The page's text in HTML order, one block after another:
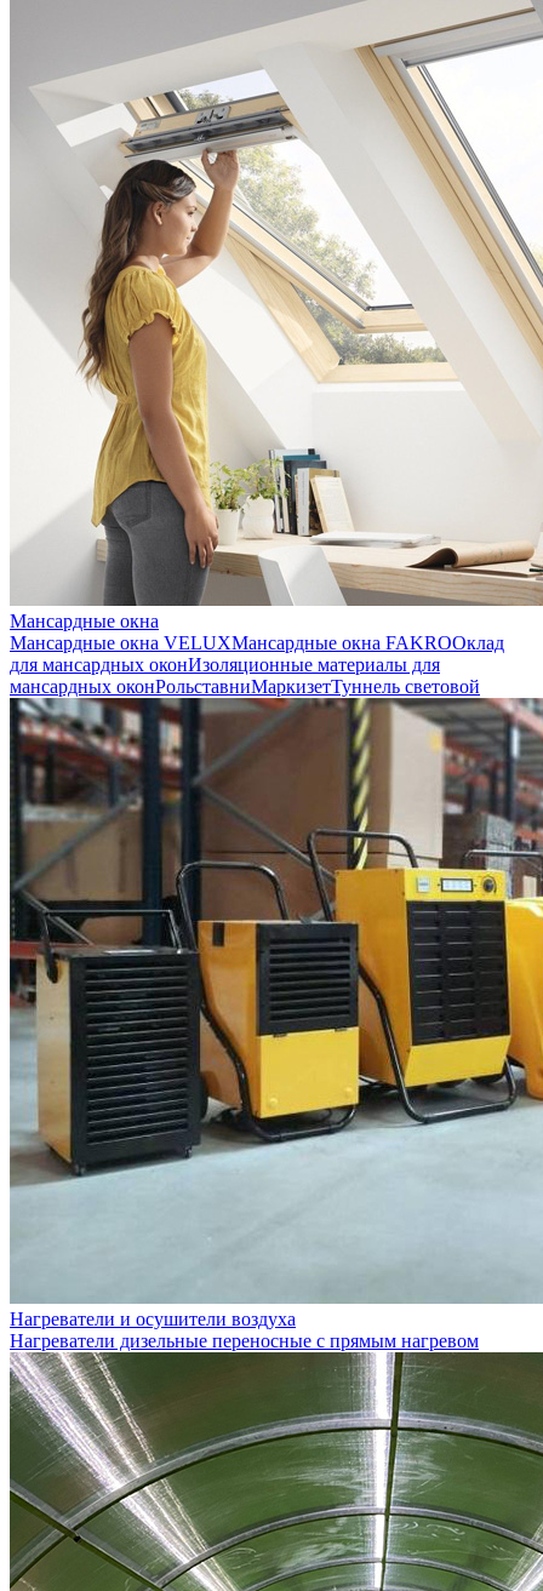
Мансардные окна
Мансардные окна VELUXМансардные окна FAKROОклад
для мансардных оконИзоляционные материалы для
мансардных оконРольставниМаркизетТуннель световой
Нагреватели и осушители воздуха
Нагреватели дизельные переносные с прямым нагревом